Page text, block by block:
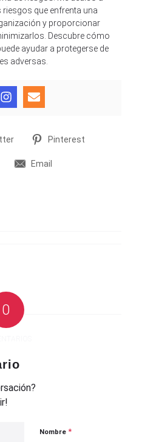
que enfrenta una
y proporcionar
Descubre cómo
ayudar a protegerse de
adversas.
Pinterest
Email
0
Nombre *